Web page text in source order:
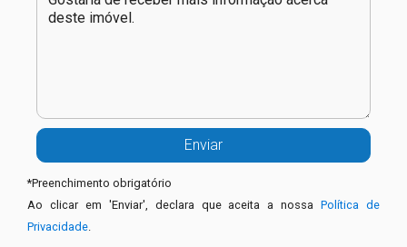
*Preenchimento obrigatório
Ao clicar em 'Enviar', declara que aceita a nossaPolítica de
Privacidade